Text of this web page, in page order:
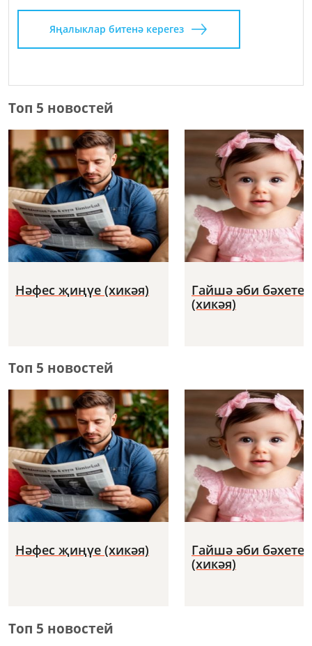
Яңалыклар битенә керегез
Топ 5 новостей
Нәфес җиңүе (хикәя)
Гайшә әби бәхете
(хикәя)
Топ 5 новостей
Нәфес җиңүе (хикәя)
Гайшә әби бәхете
(хикәя)
Топ 5 новостей